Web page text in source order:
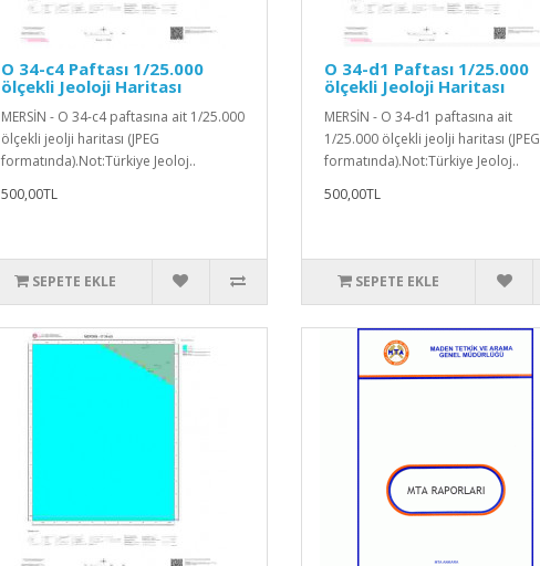
O 34-c4 Paftası 1/25.000
ölçekli Jeoloji Haritası
MERSİN - O 34-c4 paftasına ait 1/25.000
ölçekli jeolji haritası (JPEG
formatında).Not:Türkiye Jeoloj..
500,00TL
SEPETE EKLE
O 34-d1 Paftası 1/25.000
ölçekli Jeoloji Haritası
MERSİN - O 34-d1 paftasına ait
1/25.000 ölçekli jeolji haritası (JPEG
formatında).Not:Türkiye Jeoloj..
500,00TL
SEPETE EKLE